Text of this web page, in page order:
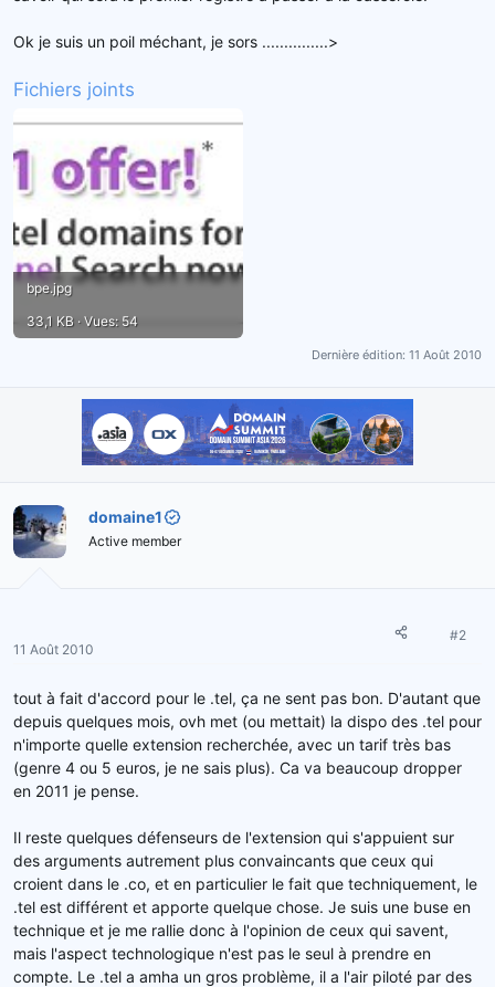
Ok je suis un poil méchant, je sors ...............>
Fichiers joints
bpe.jpg
33,1 KB · Vues: 54
Dernière édition: 11 Août 2010
domaine1
Active member
11 Août 2010
#2
tout à fait d'accord pour le .tel, ça ne sent pas bon. D'autant que
depuis quelques mois, ovh met (ou mettait) la dispo des .tel pour
n'importe quelle extension recherchée, avec un tarif très bas
(genre 4 ou 5 euros, je ne sais plus). Ca va beaucoup dropper
en 2011 je pense.
Il reste quelques défenseurs de l'extension qui s'appuient sur
des arguments autrement plus convaincants que ceux qui
croient dans le .co, et en particulier le fait que techniquement, le
.tel est différent et apporte quelque chose. Je suis une buse en
technique et je me rallie donc à l'opinion de ceux qui savent,
mais l'aspect technologique n'est pas le seul à prendre en
compte. Le .tel a amha un gros problème, il a l'air piloté par des